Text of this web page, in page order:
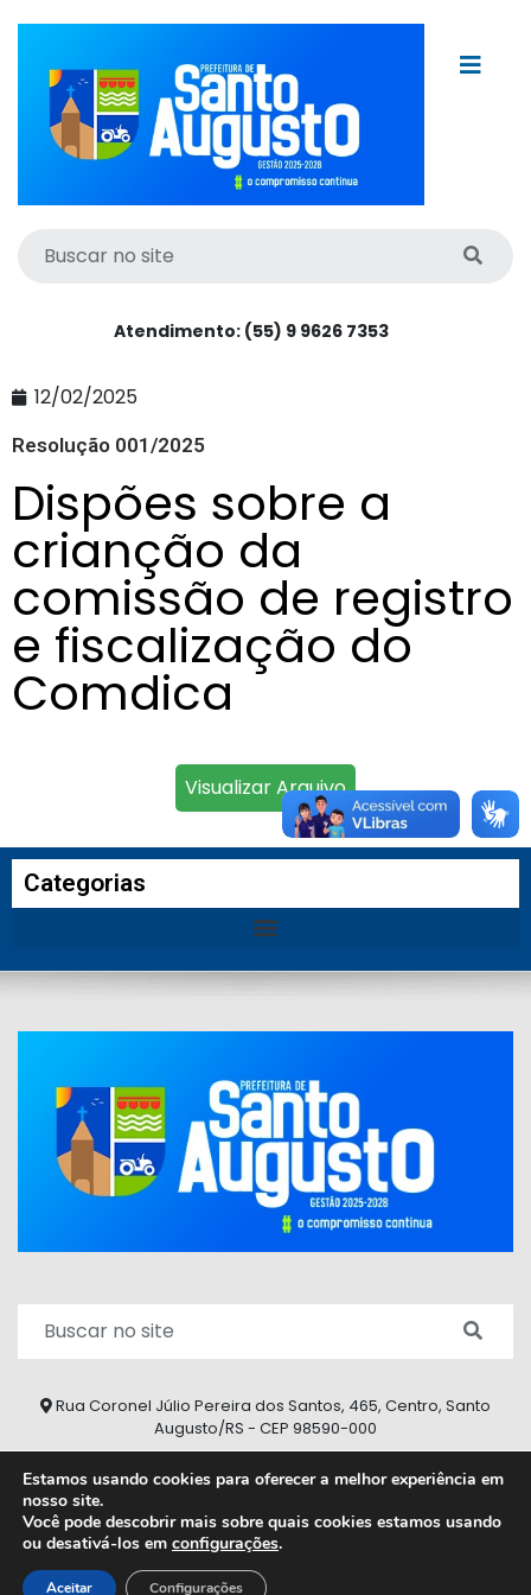
Atendimento: (55) 9 9626 7353
12/02/2025
Resolução 001/2025
Dispões sobre a
crianção da
comissão de registro
e fiscalização do
Comdica
Visualizar Arquivo
Categorias
Rua Coronel Júlio Pereira dos Santos, 465, Centro, Santo
Augusto/RS - CEP 98590-000
2026 © Todos os direitos reservados.
Estamos usando cookies para oferecer a melhor experiência em
nosso site.
Você pode descobrir mais sobre quais cookies estamos usando
ou desativá-los em configurações.
Aceitar Configurações